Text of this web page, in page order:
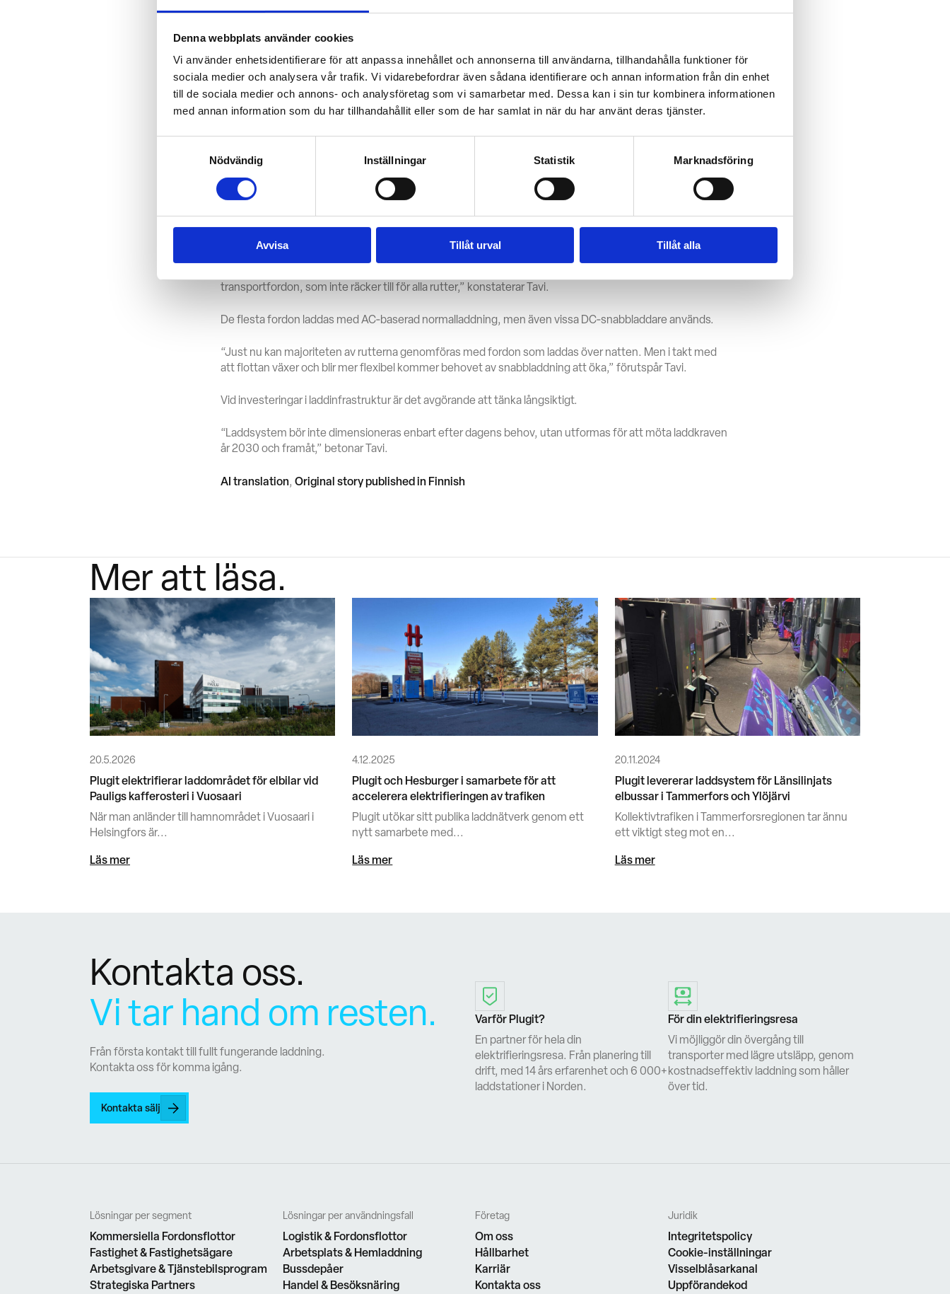
Denna webbplats använder cookies
Vi använder enhetsidentifierare för att anpassa innehållet och annonserna till användarna, tillhandahålla funktioner för
sociala medier och analysera vår trafik. Vi vidarebefordrar även sådana identifierare och annan information från din enhet
till de sociala medier och annons- och analysföretag som vi samarbetar med. Dessa kan i sin tur kombinera informationen
med annan information som du har tillhandahållit eller som de har samlat in när du har använt deras tjänster.
Nödvändig
Inställningar Statistik Marknadsföring
Avvisa Tillåt urval Tillåt alla
“Laststyrningen måste ta hänsyn till bland annat batteriets laddningsnivå och körordning, och fördela
säger Vesa Tavi, ansvarig för fordonsanskaffning på Posti.
“Plugits lösning har visat sig vara både tillförlitlig och driftsäker och har hjälpt oss att hantera
begränsningar i fastigheternas elkapacitet,” tillägger Simola.
Elfordon passar Postis verksamhet väl, särskilt inom postutdelning där rutterna är fasta och upprepas
dagligen, vilket gör laddplaneringen enkel.
ruttplaneringen.
transportfordon, som inte räcker till för alla rutter,” konstaterar Tavi.
De flesta fordon laddas med AC‑baserad normalladdning, men även vissa DC‑snabbladdare används.
“Just nu kan majoriteten av rutterna genomföras med fordon som laddas över natten. Men i takt med
att flottan växer och blir mer flexibel kommer behovet av snabbladdning att öka,” förutspår Tavi.
Vid investeringar i laddinfrastruktur är det avgörande att tänka långsiktigt.
“Laddsystem bör inte dimensioneras enbart efter dagens behov, utan utformas för att möta laddkraven
år 2030 och framåt,” betonar Tavi.
AI translation,Original story published in Finnish
Mer att läsa.
20.5.2026
Plugit elektrifierar laddområdet för elbilar vid
Pauligs kafferosteri i Vuosaari
När man anländer till hamnområdet i Vuosaari i
Helsingfors är...
Läs mer
4.12.2025
Plugit och Hesburger i samarbete för att
accelerera elektrifieringen av trafiken
Plugit utökar sitt publika laddnätverk genom ett
nytt samarbete med...
Läs mer
20.11.2024
Plugit levererar laddsystem för Länsilinjats
elbussar i Tammerfors och Ylöjärvi
Kollektivtrafiken i Tammerforsregionen tar ännu
ett viktigt steg mot en...
Läs mer
Kontakta oss.
Vi tar hand om resten.
Från första kontakt till fullt fungerande laddning.
Kontakta oss för komma igång.
Kontakta sälj
Varför Plugit?
En partner för hela din
elektrifieringsresa. Från planering till
drift, med 14 års erfarenhet och 6 000+
laddstationer i Norden.
För din elektrifieringsresa
Vi möjliggör din övergång till
transporter med lägre utsläpp, genom
kostnadseffektiv laddning som håller
över tid.
Lösningar per segment
Kommersiella Fordonsflottor
Fastighet & Fastighetsägare
Arbetsgivare & Tjänstebilsprogram
Strategiska Partners
Lösningar per användningsfall
Logistik & Fordonsflottor
Arbetsplats & Hemladdning
Bussdepåer
Handel & Besöksnäring
Företag
Om oss
Hållbarhet
Karriär
Kontakta oss
Juridik
Integritetspolicy
Cookie-inställningar
Visselblåsarkanal
Uppförandekod